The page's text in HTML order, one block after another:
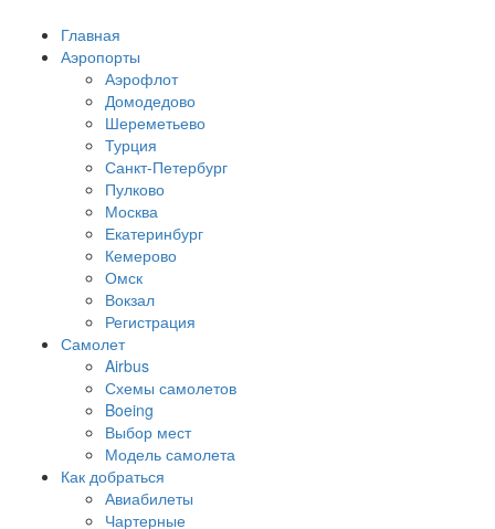
Главная
Аэропорты
Аэрофлот
Домодедово
Шереметьево
Турция
Санкт-Петербург
Пулково
Москва
Екатеринбург
Кемерово
Омск
Вокзал
Регистрация
Самолет
Airbus
Схемы самолетов
Boeing
Выбор мест
Модель самолета
Как добраться
Авиабилеты
Чартерные